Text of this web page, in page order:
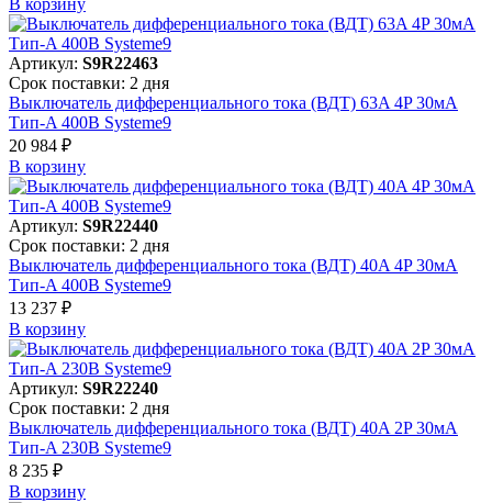
Артикул: S9R22463
Срок поставки: 2 дня
Выключатель дифференциального тока (ВДТ) 63A 4P 30мА
Тип-A 400В Systeme9
20 984 ₽
В корзинy
Артикул: S9R22440
Срок поставки: 2 дня
Выключатель дифференциального тока (ВДТ) 40A 4P 30мА
Тип-A 400В Systeme9
13 237 ₽
В корзинy
Артикул: S9R22240
Срок поставки: 2 дня
Выключатель дифференциального тока (ВДТ) 40A 2P 30мА
Тип-A 230В Systeme9
8 235 ₽
В корзинy